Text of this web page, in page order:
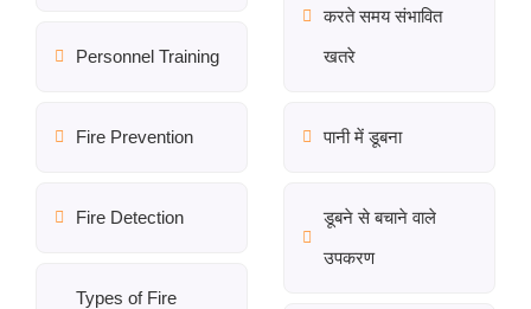
Personnel Training
Fire Prevention
Fire Detection
Types of Fire
करते समय संभावित
खतरे
पानी में डूबना
डूबने से बचाने वाले
उपकरण